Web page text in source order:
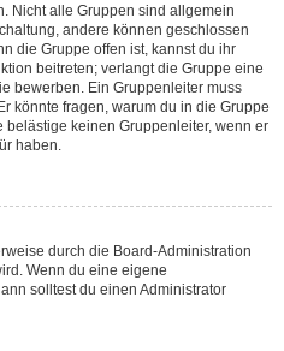
Nicht alle Gruppen sind allgemein
andere können geschlossen
die Gruppe offen ist, kannst du ihr
beitreten; verlangt die Gruppe eine
bewerben. Ein Gruppenleiter muss
könnte fragen, warum du in die Gruppe
belästige keinen Gruppenleiter, wenn er
haben.
durch die Board-Administration
Wenn du eine eigene
solltest du einen Administrator